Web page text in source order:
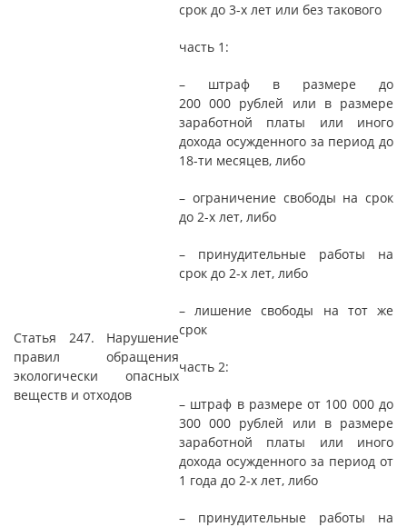
срок до 3-х лет или без такового
Статья 247. Нарушение
правил обращения
экологически опасных
веществ и отходов
часть 1:
– штраф в размере до
200 000 рублей или в размере
заработной платы или иного
дохода осужденного за период до
18-ти месяцев, либо
– ограничение свободы на срок
до 2-х лет, либо
– принудительные работы на
срок до 2-х лет, либо
– лишение свободы на тот же
срок
часть 2:
– штраф в размере от 100 000 до
300 000 рублей или в размере
заработной платы или иного
дохода осужденного за период от
1 года до 2-х лет, либо
– принудительные работы на